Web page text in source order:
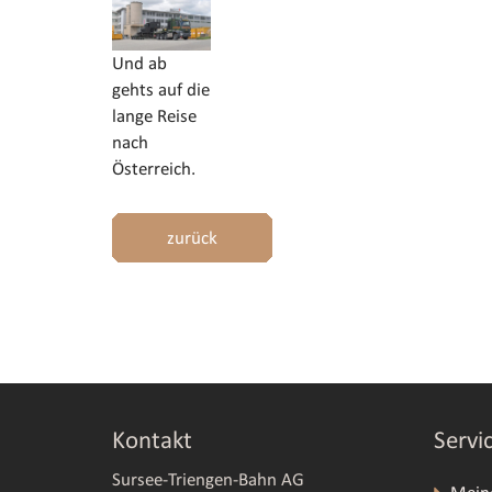
Und ab
gehts auf die
lange Reise
nach
Österreich.
zurück
Kontakt
Sursee-Triengen-Bahn AG